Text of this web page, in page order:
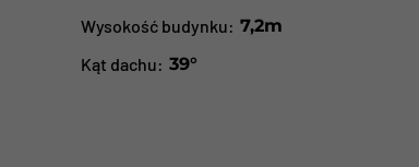
Wysokość budynku: 7,2m
Kąt dachu: 39°